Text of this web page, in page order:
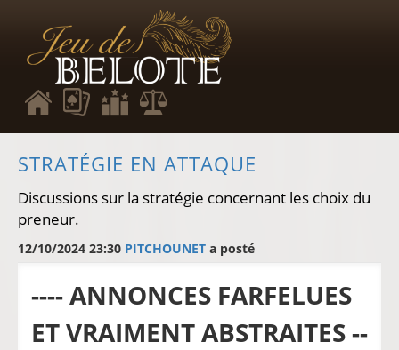
STRATÉGIE EN ATTAQUE
Discussions sur la stratégie concernant les choix du
preneur.
12/10/2024 23:30 PITCHOUNET a posté
---- ANNONCES FARFELUES
ET VRAIMENT ABSTRAITES --